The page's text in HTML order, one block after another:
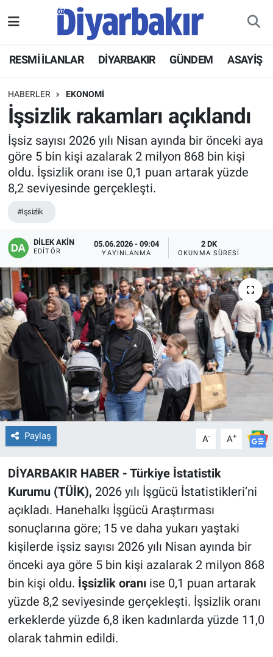
RESMİ İLANLAR DİYARBAKIR GÜNDEM ASAYİŞ
HABERLER EKONOMİ
İşsizlik rakamları açıklandı
İşsiz sayısı 2026 yılı Nisan ayında bir önceki aya
göre 5 bin kişi azalarak 2 milyon 868 bin kişi
oldu. İşsizlik oranı ise 0,1 puan artarak yüzde
8,2 seviyesinde gerçekleşti.
#Işsizlik
DİLEK AKİN
EDITÖR
05.06.2026 - 09:04
YAYINLANMA
2 DK
OKUNMA SÜRESI
Paylaş A- A+
DİYARBAKIR HABER - Türkiye İstatistik
Kurumu (TÜİK), 2026 yılı İşgücü İstatistikleri’ni
açıkladı. Hanehalkı İşgücü Araştırması
sonuçlarına göre; 15 ve daha yukarı yaştaki
kişilerde işsiz sayısı 2026 yılı Nisan ayında bir
önceki aya göre 5 bin kişi azalarak 2 milyon 868
bin kişi oldu. İşsizlik oranıise 0,1 puan artarak
yüzde 8,2 seviyesinde gerçekleşti. İşsizlik oranı
erkeklerde yüzde 6,8 iken kadınlarda yüzde 11,0
olarak tahmin edildi.
ASAYİŞ
DİYARBAKIR
EKONOMİ
GÜNDEM
KÜLTÜR SANAT
EĞİTİM
ÖZEL HABER
POLİTİKA
SAĞLIK
SPOR
Hava Durumu
Namaz Vakitleri
Trafik Durumu
Süper Lig Puan Durumu ve Fikstür
Haber Arşivi